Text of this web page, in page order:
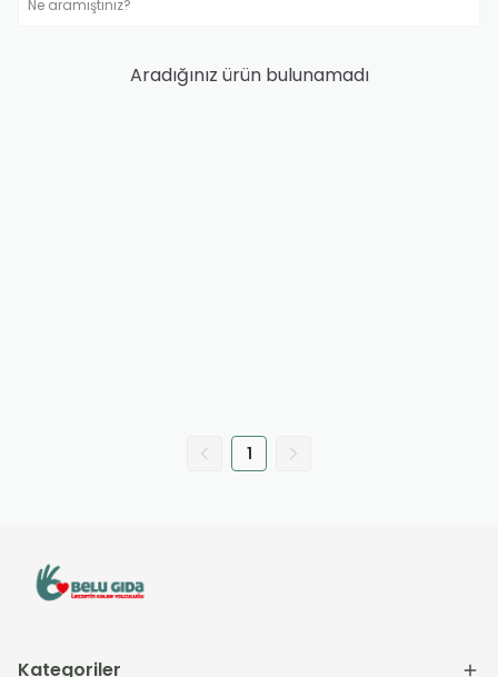
Aradığınız ürün bulunamadı
1
Kategoriler